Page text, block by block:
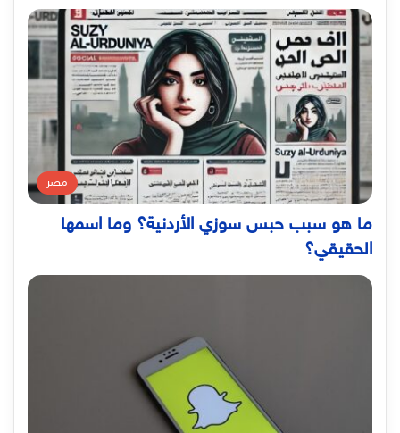
مصر
ما هو سبب حبس سوزي الأردنية؟ وما اسمها
الحقيقي؟